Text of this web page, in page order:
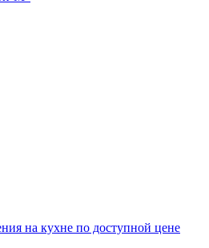
на кухне по доступной цене